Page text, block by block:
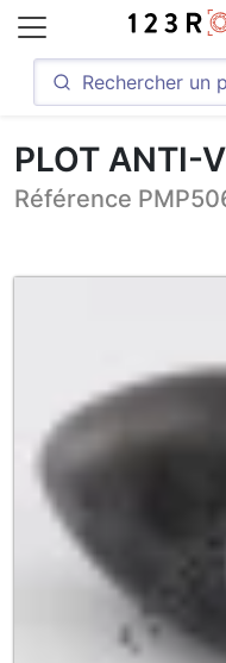
PLOT ANTI-
Référence